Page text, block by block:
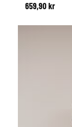
659,90 kr